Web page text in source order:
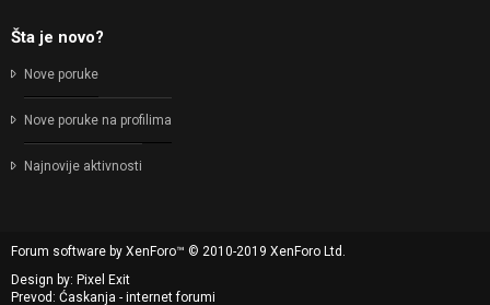
Šta je novo?
Nove poruke
Nove poruke na profilima
Najnovije aktivnosti
Forum software by XenForo™ © 2010-2019 XenForo Ltd.
Design by: Pixel Exit
Prevod: Ćaskanja - internet forumi